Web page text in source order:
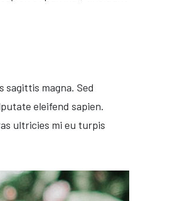
sagittis magna. Sed
eleifend sapien.
ultricies mi eu turpis